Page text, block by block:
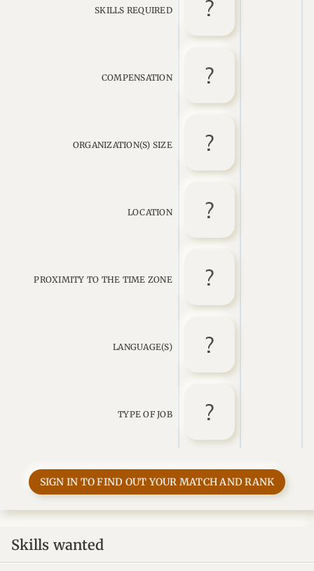
SKILLS REQUIRED
COMPENSATION
ORGANIZATION(S) SIZE
LOCATION
PROXIMITY TO THE TIME ZONE
LANGUAGE(S)
TYPE OF JOB
SIGN IN TO FIND OUT YOUR MATCH AND RANK
Skills wanted